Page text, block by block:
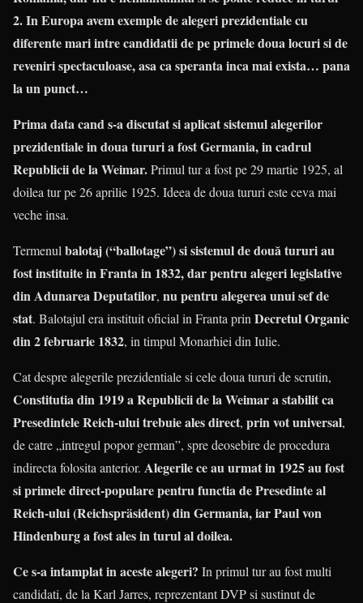
2. In Europa avem exemple de alegeri prezidentiale cu
diferente mari intre candidatii de pe primele doua locuri si de
reveniri spectaculoase, asa ca speranta inca mai exista… pana
la un punct…
Prima data cand s-a discutat si aplicat sistemul alegerilor
prezidentiale in doua tururi a fost Germania, in cadrul
Republicii de la Weimar.Primul tur a fost pe 29 martie 1925, al
doilea tur pe 26 aprilie 1925. Ideea de doua tururi este ceva mai
veche insa.
Termenul balotaj (“ballotage”) si sistemul de două tururi au
fost instituite in Franta in 1832, dar pentru alegeri legislative
din Adunarea Deputatilor, nu pentru alegerea unui sef de
stat. Balotajul era instituit oficial in Franta prin Decretul Organic
din 2 februarie 1832, in timpul Monarhiei din Iulie.
Cat despre alegerile prezidentiale si cele doua tururi de scrutin,
Constitutia din 1919 a Republicii de la Weimar a stabilit ca
Presedintele Reich-ului trebuie ales direct, prin vot universal,
de catre „intregul popor german”, spre deosebire de procedura
indirecta folosita anterior. Alegerile ce au urmat in 1925 au fost
si primele direct-populare pentru functia de Presedinte al
Reich-ului (Reichspräsident) din Germania, iar Paul von
Hindenburg a fost ales in turul al doilea.
Ce s-a intamplat in aceste alegeri? In primul tur au fost multi
candidati, de la Karl Jarres, reprezentant DVP si sustinut de